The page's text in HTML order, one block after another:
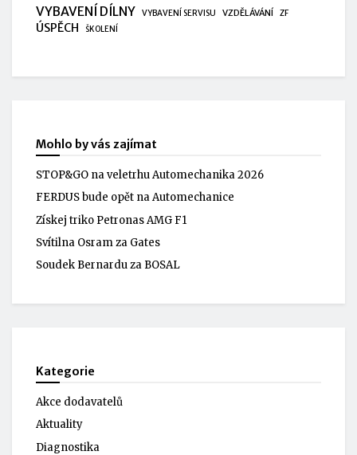
VYBAVENÍ DÍLNY VYBAVENÍ SERVISU VZDĚLÁVÁNÍ ZF
ÚSPĚCH ŠKOLENÍ
Mohlo by vás zajímat
STOP&GO na veletrhu Automechanika 2026
FERDUS bude opět na Automechanice
Získej triko Petronas AMG F1
Svítilna Osram za Gates
Soudek Bernardu za BOSAL
Kategorie
Akce dodavatelů
Aktuality
Diagnostika